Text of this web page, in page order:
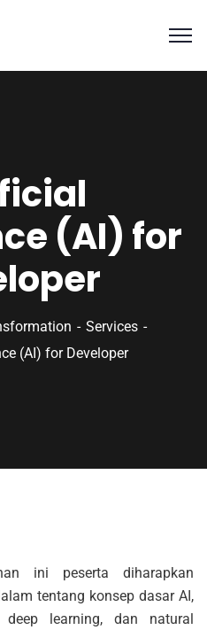
(AI) for
Services
(AI) for Developer
ini peserta diharapkan
tentang konsep dasar AI,
learning, dan natural